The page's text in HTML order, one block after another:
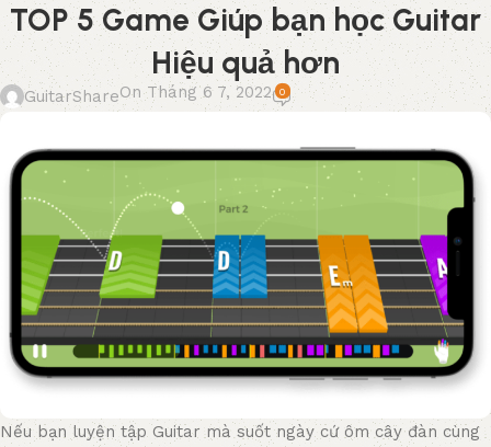
TOP 5 Game Giúp bạn học Guitar
Hiệu quả hơn
GuitarShareOn Tháng 6 7, 2022 0
Nếu bạn luyện tập Guitar mà suốt ngày cứ ôm cây đàn cùng